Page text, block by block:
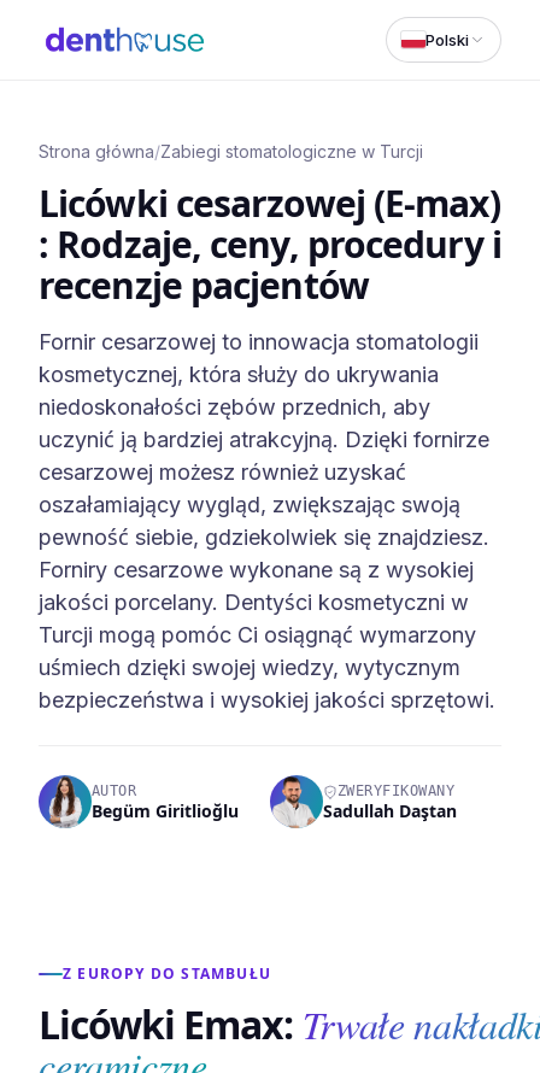
Polski
Strona główna/Zabiegi stomatologiczne w Turcji
Licówki cesarzowej (E-max)
: Rodzaje, ceny, procedury i
recenzje pacjentów
Fornir cesarzowej to innowacja stomatologii
kosmetycznej, która służy do ukrywania
niedoskonałości zębów przednich, aby
uczynić ją bardziej atrakcyjną. Dzięki fornirze
cesarzowej możesz również uzyskać
oszałamiający wygląd, zwiększając swoją
pewność siebie, gdziekolwiek się znajdziesz.
Forniry cesarzowe wykonane są z wysokiej
jakości porcelany. Dentyści kosmetyczni w
Turcji mogą pomóc Ci osiągnąć wymarzony
uśmiech dzięki swojej wiedzy, wytycznym
bezpieczeństwa i wysokiej jakości sprzętowi.
AUTOR
Begüm Giritlioğlu
ZWERYFIKOWANY
Sadullah Daştan
Z EUROPY DO STAMBUŁU
Licówki Emax: Trwałe